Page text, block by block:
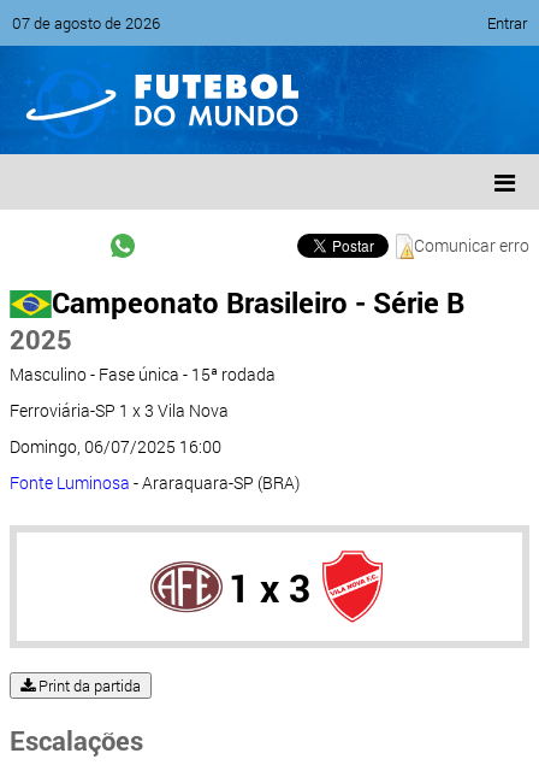
07 de agosto de 2026 Entrar
Comunicar erro
Campeonato Brasileiro - Série B
2025
Masculino - Fase única - 15ª rodada
Ferroviária-SP 1 x 3 Vila Nova
Domingo, 06/07/2025 16:00
Fonte Luminosa - Araraquara-SP (BRA)
1 x 3
Print da partida
Escalações